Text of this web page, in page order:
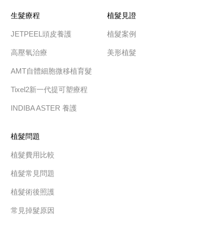
生髮療程
JETPEEL頭皮養護
高壓氧治療
AMT自體細胞微移植育髮
Tixel2新一代提可塑療程
INDIBA ASTER 養護
植髮見證
植髮案例
美形植髮
植髮問題
植髮費用比較
植髮常見問題
植髮術後照護
常見掉髮原因